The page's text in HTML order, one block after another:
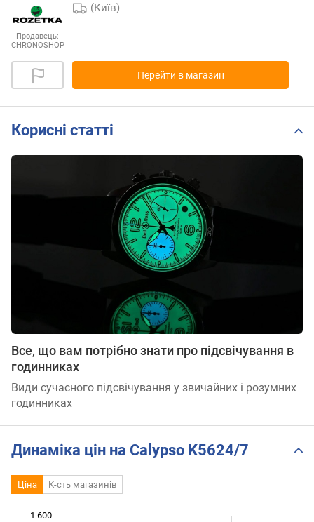
Продавець:
CHRONOSHOP
(Київ)
Перейти в магазин
Корисні статті
Все, що вам потрібно знати про підсвічування в
годинниках
Види сучасного підсвічування у звичайних і розумних
годинниках
Динаміка цін на Calypso K5624/7
Ціна К-сть магазинів
1 600